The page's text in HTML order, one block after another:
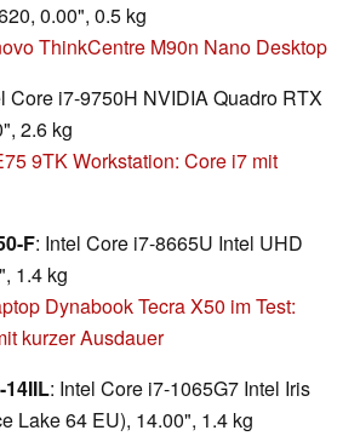
0.00", 0.5 kg
ThinkCentre M90n Nano Desktop
Core i7-9750H NVIDIA Quadro RTX
2.6 kg
9TK Workstation: Core i7 mit
F: Intel Core i7-8665U Intel UHD
1.4 kg
Dynabook Tecra X50 im Test:
kurzer Ausdauer
: Intel Core i7-1065G7 Intel Iris
Lake 64 EU), 14.00", 1.4 kg